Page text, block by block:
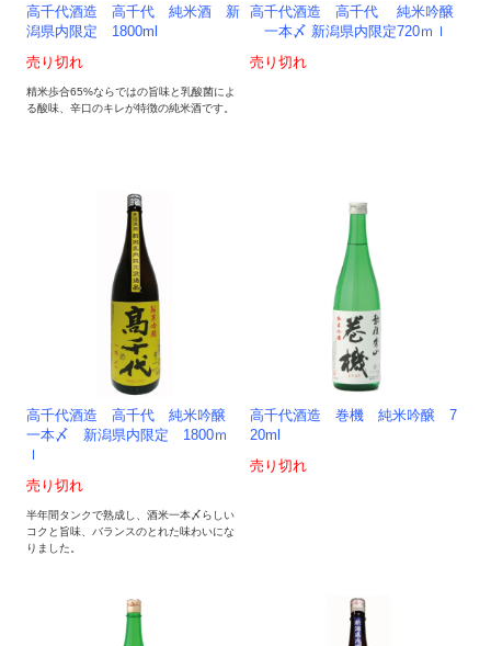
高千代酒造 高千代 純米酒 新
潟県内限定 1800ml
売り切れ
精米歩合65%ならではの旨味と乳酸菌によ
る酸味、辛口のキレが特徴の純米酒です。
高千代酒造 高千代 純米吟醸
一本〆 新潟県内限定720ｍｌ
売り切れ
高千代酒造 高千代 純米吟醸
一本〆 新潟県内限定 1800ｍ
売り切れ
半年間タンクで熟成し、酒米一本〆らしい
コクと旨味、バランスのとれた味わいにな
りました。
高千代酒造 巻機 純米吟醸 7
20ml
売り切れ